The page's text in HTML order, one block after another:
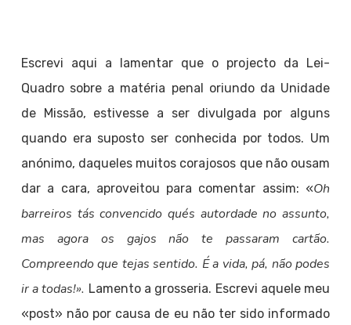
Escrevi aqui a lamentar que o projecto da Lei-
Quadro sobre a matéria penal oriundo da Unidade
de Missão, estivesse a ser divulgada por alguns
quando era suposto ser conhecida por todos. Um
anónimo, daqueles muitos corajosos que não ousam
dar a cara, aproveitou para comentar assim: «Oh
barreiros tás convencido qués autordade no assunto,
mas agora os gajos não te passaram cartão.
Compreendo que tejas sentido. É a vida, pá, não podes
ir a todas!». Lamento a grosseria. Escrevi aquele meu
«post» não por causa de eu não ter sido informado